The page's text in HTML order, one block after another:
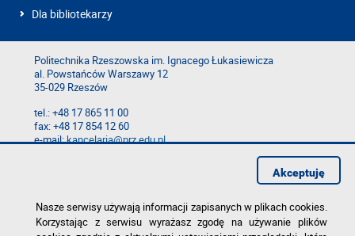
Dla bibliotekarzy
Politechnika Rzeszowska im. Ignacego Łukasiewicza
al. Powstańców Warszawy 12
35-029 Rzeszów
tel.: +48 17 865 11 00
fax: +48 17 854 12 60
e-mail:kancelaria@prz.edu.pl
Zgłoś błąd na stronie
Nasze serwisy używają informacji zapisanych w plikach cookies.
Korzystając z serwisu wyrażasz zgodę na używanie plików
Akceptuję